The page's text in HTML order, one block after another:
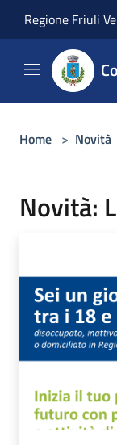
Regione Friuli
Home > Novità
Novità: